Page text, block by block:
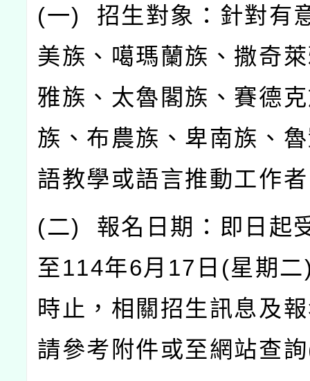
(一) 招生對象：針對有
美族、噶瑪蘭族、撒奇
雅族、太魯閣族、賽德
族、布農族、卑南族、
語教學或語言推動工作
(二) 報名日期：即日起
至114年6月 17 日 (星期二
時止，相關招生訊息及
請參考附件或至網站查詢